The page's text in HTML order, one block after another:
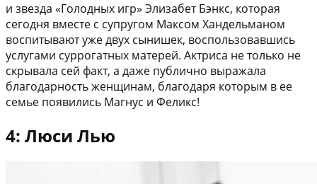
и звезда «Голодных игр» Элизабет Бэнкс, которая
сегодня вместе с супругом Максом Хандельманом
воспитывают уже двух сынишек, воспользовавшись
услугами суррогатных матерей. Актриса не только не
скрывала сей факт, а даже публично выражала
благодарность женщинам, благодаря которым в ее
семье появились Магнус и Феликс!
4: Люси Лью